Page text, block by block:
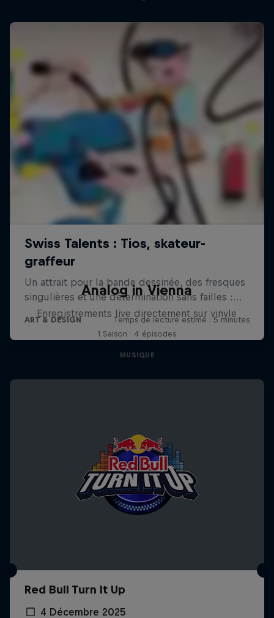
Analog in Vienna
Enregistrements live directement sur vinyle
1 Saison · 4 épisodes
MUSIQUE
Red Bull Turn It Up
4 Décembre 2025